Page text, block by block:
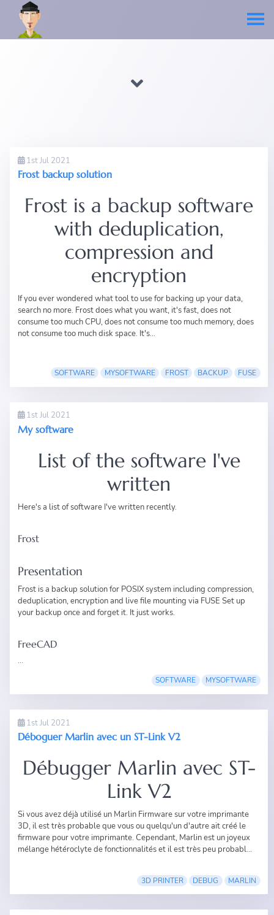
1st Jul 2021
Frost backup solution
Frost is a backup software
with deduplication,
compression and
encryption
If you ever wondered what tool to use for backing up your data,
search no more. Frost does what you want, it's fast, does not
consume too much CPU, does not consume too much memory, does
not consume too much disk space. It's...
SOFTWARE MYSOFTWARE FROST BACKUP FUSE
1st Jul 2021
My software
List of the software I've
written
Here's a list of software I've written recently.
Frost
Presentation
Frostis a backup solution for POSIX system including compression,
deduplication, encryption and live file mounting via FUSE Set up
your backup once and forget it. It just works.
FreeCAD
...
SOFTWARE MYSOFTWARE
1st Jul 2021
Déboguer Marlin avec un ST-Link V2
Débugger Marlin avec ST-
Link V2
Si vous avez déjà utilisé un Marlin Firmwaresur votre imprimante
3D, il est très probable que vous ou quelqu'un d'autre ait créé le
firmware pour votre imprimante. Cependant, Marlin est un joyeux
mélange hétéroclyte de fonctionnalités et il est très peu probabl...
3D PRINTER DEBUG MARLIN